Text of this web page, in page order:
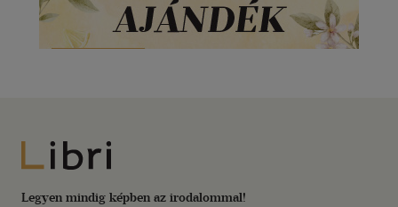
Libri
Legyen mindig képben az irodalommal!